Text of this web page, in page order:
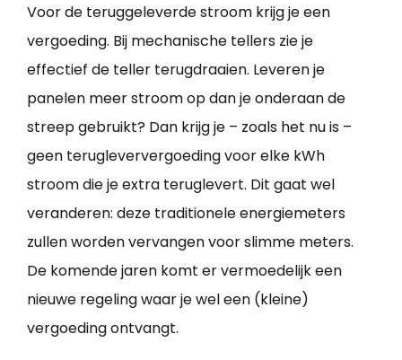
Voor de teruggeleverde stroom krijg je een
vergoeding. Bij mechanische tellers zie je
effectief de teller terugdraaien. Leveren je
panelen meer stroom op dan je onderaan de
streep gebruikt? Dan krijg je – zoals het nu is –
geen terugleververgoeding voor elke kWh
stroom die je extra teruglevert. Dit gaat wel
veranderen: deze traditionele energiemeters
zullen worden vervangen voor slimme meters.
De komende jaren komt er vermoedelijk een
nieuwe regeling waar je wel een (kleine)
vergoeding ontvangt.